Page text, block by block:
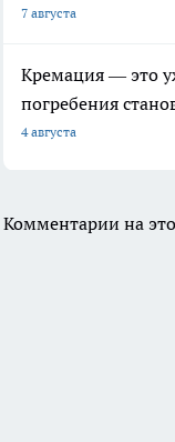
7 августа
Кремация — это
погребения
4 августа
Комментарии на